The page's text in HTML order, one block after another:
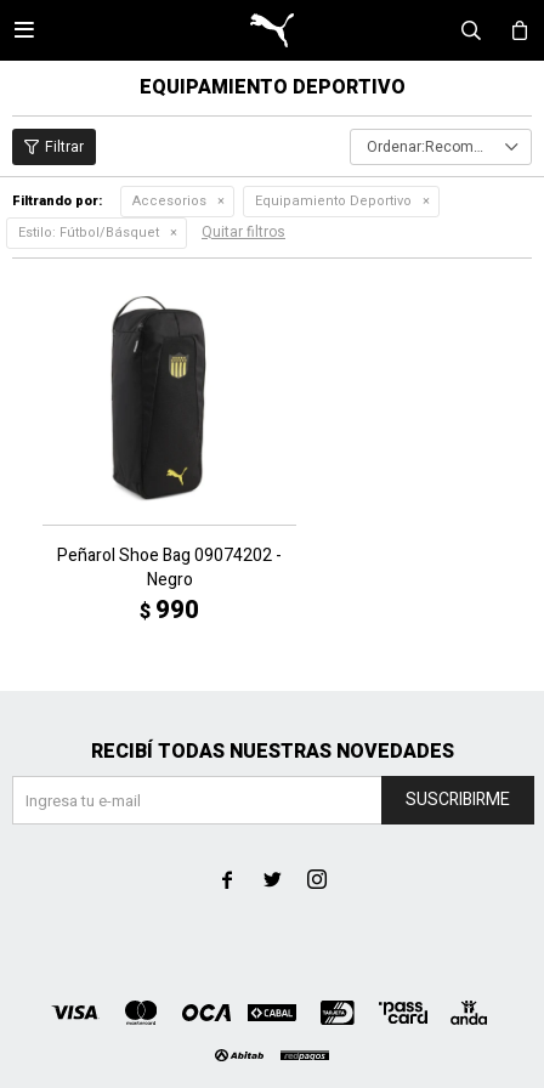

EQUIPAMIENTO DEPORTIVO
Recomendados
Filtrando por: Accesorios
Equipamiento Deportivo
Estilo: Fútbol/Básquet Quitar filtros
Peñarol Shoe Bag 09074202 -
Negro
$ 990
RECIBÍ TODAS NUESTRAS NOVEDADES
SUSCRIBIRME
  